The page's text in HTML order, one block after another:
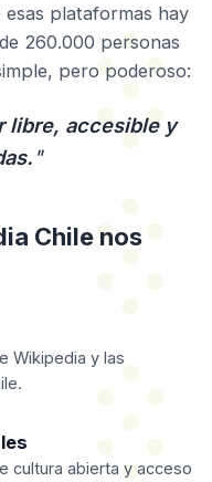
esas plataformas hay
260.000 personas
pero poderoso:
libre, accesible y
"
Chile nos
Wikipedia y las
cultura abierta y acceso